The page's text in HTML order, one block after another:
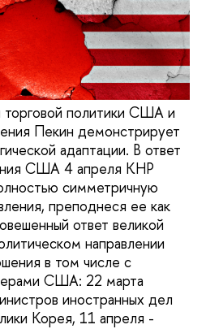
политики США и
Пекин демонстрирует
адаптации. В ответ
США 4 апреля КНР
симметричную
преподнеся ее как
ответ великой
направлении
в том числе с
США: 22 марта
иностранных дел
Корея, 11 апреля -